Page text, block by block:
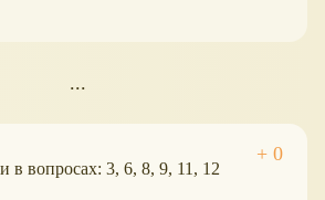
...
вопросах: 3, 6, 8, 9, 11, 12